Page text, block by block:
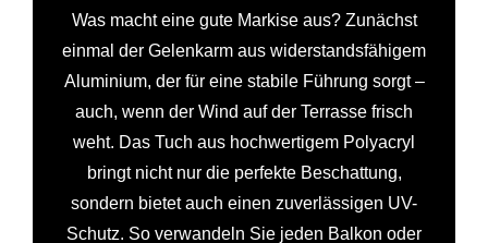
Was macht eine gute Markise aus? Zunächst
einmal der Gelenkarm aus widerstandsfähigem
Aluminium, der für eine stabile Führung sorgt –
auch, wenn der Wind auf der Terrasse frisch
weht. Das Tuch aus hochwertigem Polyacryl
bringt nicht nur die perfekte Beschattung,
sondern bietet auch einen zuverlässigen UV-
Schutz. So verwandeln Sie jeden Balkon oder